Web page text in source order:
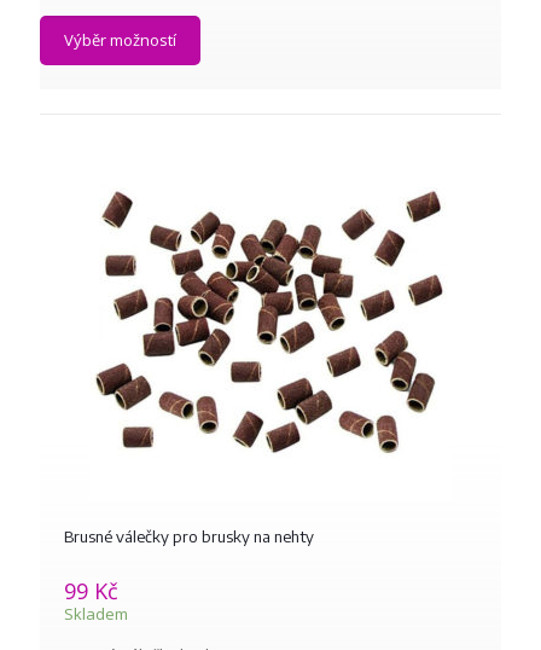
Výběr možností
Brusné válečky pro brusky na nehty
99 Kč
Skladem